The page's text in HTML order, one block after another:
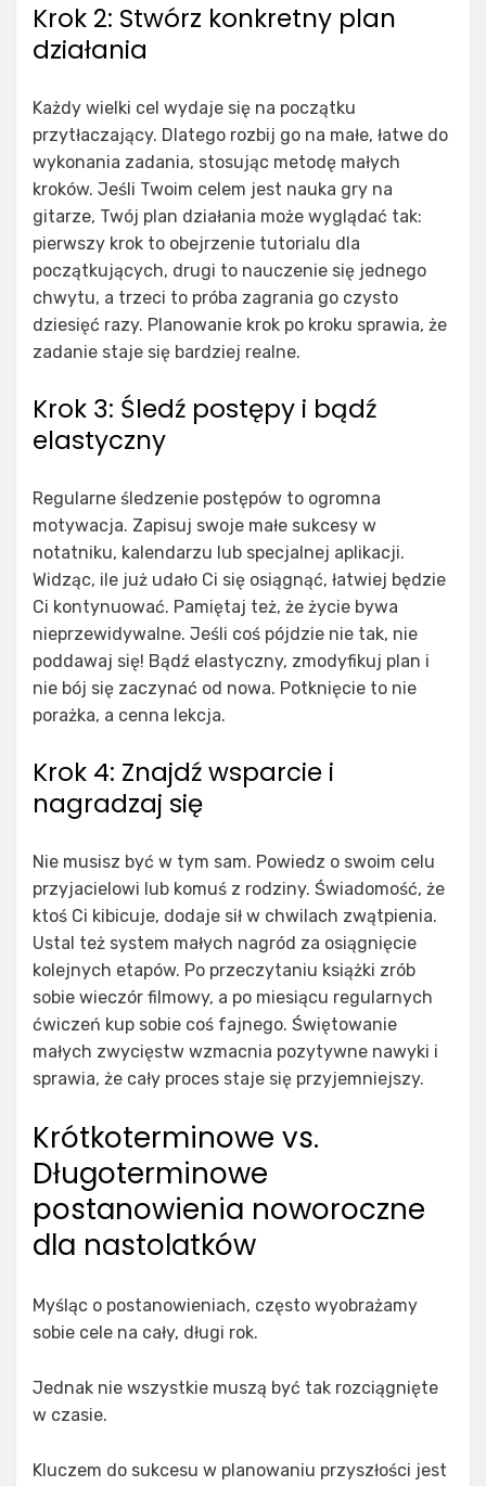
Krok 2: Stwórz konkretny plan
działania
Każdy wielki cel wydaje się na początku
przytłaczający. Dlatego rozbij go na małe, łatwe do
wykonania zadania, stosując metodę małych
kroków. Jeśli Twoim celem jest nauka gry na
gitarze, Twój plan działania może wyglądać tak:
pierwszy krok to obejrzenie tutorialu dla
początkujących, drugi to nauczenie się jednego
chwytu, a trzeci to próba zagrania go czysto
dziesięć razy. Planowanie krok po kroku sprawia, że
zadanie staje się bardziej realne.
Krok 3: Śledź postępy i bądź
elastyczny
Regularne śledzenie postępów to ogromna
motywacja. Zapisuj swoje małe sukcesy w
notatniku, kalendarzu lub specjalnej aplikacji.
Widząc, ile już udało Ci się osiągnąć, łatwiej będzie
Ci kontynuować. Pamiętaj też, że życie bywa
nieprzewidywalne. Jeśli coś pójdzie nie tak, nie
poddawaj się! Bądź elastyczny, zmodyfikuj plan i
nie bój się zaczynać od nowa. Potknięcie to nie
porażka, a cenna lekcja.
Krok 4: Znajdź wsparcie i
nagradzaj się
Nie musisz być w tym sam. Powiedz o swoim celu
przyjacielowi lub komuś z rodziny. Świadomość, że
ktoś Ci kibicuje, dodaje sił w chwilach zwątpienia.
Ustal też system małych nagród za osiągnięcie
kolejnych etapów. Po przeczytaniu książki zrób
sobie wieczór filmowy, a po miesiącu regularnych
ćwiczeń kup sobie coś fajnego. Świętowanie
małych zwycięstw wzmacnia pozytywne nawyki i
sprawia, że cały proces staje się przyjemniejszy.
Krótkoterminowe vs.
Długoterminowe
postanowienia noworoczne
dla nastolatków
Myśląc o postanowieniach, często wyobrażamy
sobie cele na cały, długi rok.
Jednak nie wszystkie muszą być tak rozciągnięte
w czasie.
Kluczem do sukcesu w planowaniu przyszłości jest